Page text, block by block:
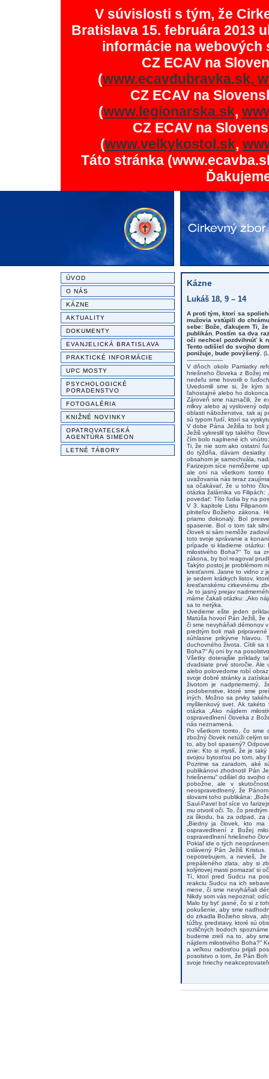
V súvislosti s tým, že
Bratislava 15. februára 2013
informácie na
CZ ECAV na
(www.ecavdubravka.sk,
CZ ECAV na
(www.legionarska.sk,
CZ ECAV na
(www.velkykostol.sk,
Táto stránka
ÚVOD
O NÁS
KÁZNE
AKTUALITY
DOKUMENTY
EVANJELICKÁ BRATISLAVA
PRAKTICKÉ INFORMÁCIE
UPC MOSTY
PSYCHOLOGICKÉ
PORADENSTVO
FOTOGALÉRIA
KNIŽNÉ NOVINKY
OPATROVATEĽSKÁ
AGENTÚRA SIMEON
LETNÉ TÁBORY
Kázne
Lukáš 18, 9 – 14
A proti tým, ktorí sa
mužovia vstúpili do
sebe: Bože, ďakujem Ti,
publikán. Postím sa dva
oči nechcel pozdvihnúť k
Tento odišiel do svojho
ponižuje, bude povýšený.
--------------------
V dňoch okolo Pamiatky
hriešneho človeka z Božej
nedeľu sme hovorili o
Uvedomili sme si, že kým
ľahostajné alebo ho
Zároveň sme naznačili, že
mĺkvy alebo aj vyslovený
oblasti náboženstva, tak aj
sú typom ľudí, ktorí sa
V dobe Pána Ježiša to boli
Ježiš vykreslil typ takého
čím bolo naplnené ich
Ti, že nie som ako ostatní
do týždňa, dávam
obsahom je samochvála,
Farizejom síce nemôžeme
ale oni na všetkom tomto
uvažovania nás teraz
sa očakávať, že u tohto
otázka žalárnika vo Filipách:
povedať: Títo ľudia by na
V 3. kapitole Listu
plniteľov Božieho zákona.
priamo dokonalý. Bol
spasenie. Bol o tom tak
človek si sám nemôže
toto svoje správanie a
prípade si kladieme
milostivého Boha?“ To sa
zákona, by bol reagoval
Takýto postoj je problémom
kresťanmi. Jasne to vidno z
je sedem krátkych listov,
kresťanskému cirkevnému
Je to jasný prejav
márne čakali otázku: „Ako
sa to netýka.
Uvedieme ešte jeden
Matúša hovorí Pán Ježiš, že
či sme nevyháňali démonov
predtým boli mali
súhlasne prikývne
duchovného života. Cítili sa
Boha?“ Aj oni by na
Všetky doterajšie príklady
dvadsiate prvé storočie. Ale
alebo polovedome robí
svoje dobré stránky a
životom je nadpriemerný,
podobenstve, ktoré sme
iných. Možno sa prvky
myšlienkový svet. Ak
otázka „Ako nájdem
ospravedlnení človeka z
nás neznamená.
Po všetkom tomto, čo sme
zbožný človek netúži celým
to, aby bol spasený?
znie: Kto si myslí, že je
svojou bytosťou po tom, aby
Pozrime sa zaradom, aké
publikánovi zhodnotil Pán
hriešnemu“ odišiel do
pobožne, ale v
neospravedlnený, že
slovami toho publikána:
Saul-Pavel bol síce vo
mu otvoril oči. To, čo
za škodu, ba za odpad, za
„Biedny ja človek, kto
ospravedlnení z Božej
ospravedlnení hriešneho
Pokiaľ ide o tých
oslávený Pán Ježiš
nepotrebujem, a nevieš,
prepáleného zlata, aby si
kolýriovej masti pomazať si
Tí, ktorí pred Sudcu na
reakciu Sudcu na ich
mene, či sme nevyháňali
Nikdy som vás nepoznal;
Malo by byť jasné, čo si z
pokušenie, aby sme
do zrkadla Božieho slova,
túžby, predstavy, ktoré sú
rozličných bodoch
budeme zrelí na to, aby
nájdem milostivého Boha?“
a veľkou radosťou prijali
posolstvo o tom, že Pán
svoje hriechy